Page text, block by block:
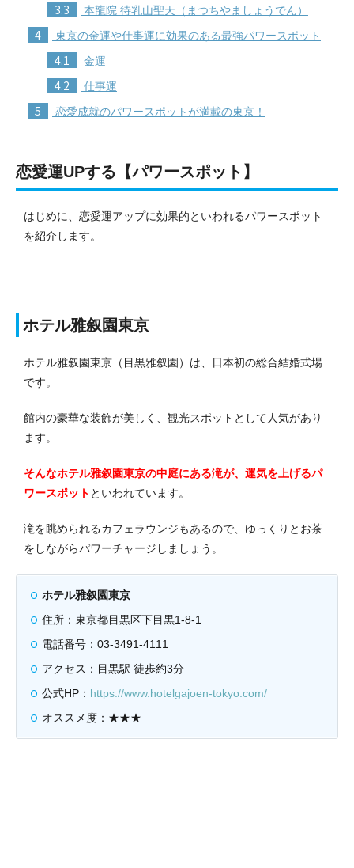
3.3 本龍院 待乳山聖天（まつちやましょうでん）
4 東京の金運や仕事運に効果のある最強パワースポット
4.1 金運
4.2 仕事運
5 恋愛成就のパワースポットが満載の東京！
恋愛運UPする【パワースポット】
はじめに、恋愛運アップに効果的といわれるパワースポット
を紹介します。
ホテル雅叙園東京
ホテル雅叙園東京（目黒雅叙園）は、日本初の総合結婚式場
です。
館内の豪華な装飾が美しく、観光スポットとして人気があり
ます。
そんなホテル雅叙園東京の中庭にある滝が、運気を上げるパ
ワースポット といわれています。
滝を眺められるカフェラウンジもあるので、ゆっくりとお茶
をしながらパワーチャージしましょう。
ホテル雅叙園東京
住所：東京都目黒区下目黒1-8-1
電話番号：03-3491-4111
アクセス：目黒駅 徒歩約3分
公式HP： https://www.hotelgajoen-tokyo.com/
オススメ度：★★★